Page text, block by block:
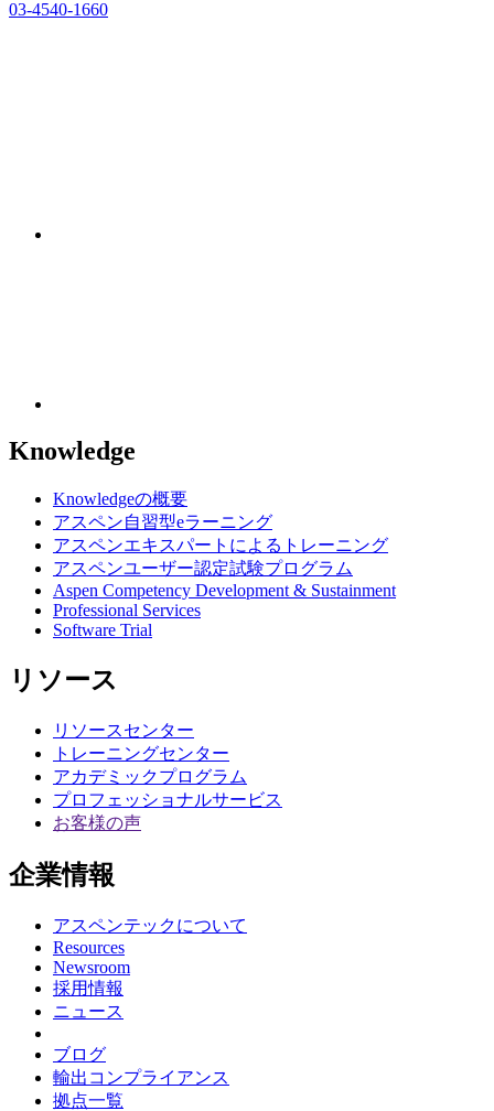
03-4540-1660
Knowledge
Knowledgeの概要
アスペン自習型eラーニング
アスペンエキスパートによるトレーニング
アスペンユーザー認定試験プログラム
Aspen Competency Development & Sustainment
Professional Services
Software Trial
リソース
リソースセンター
トレーニングセンター
アカデミックプログラム
プロフェッショナルサービス
お客様の声
企業情報
アスペンテックについて
Resources
Newsroom
採用情報
ニュース
ブログ
輸出コンプライアンス
拠点一覧